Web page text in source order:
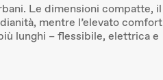
Le dimensioni compatte, il
mentre l’elevato comfort
lunghi – flessibile, elettrica e